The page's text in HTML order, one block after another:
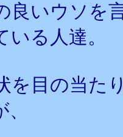
良いウソを
る人達。
を目の当た